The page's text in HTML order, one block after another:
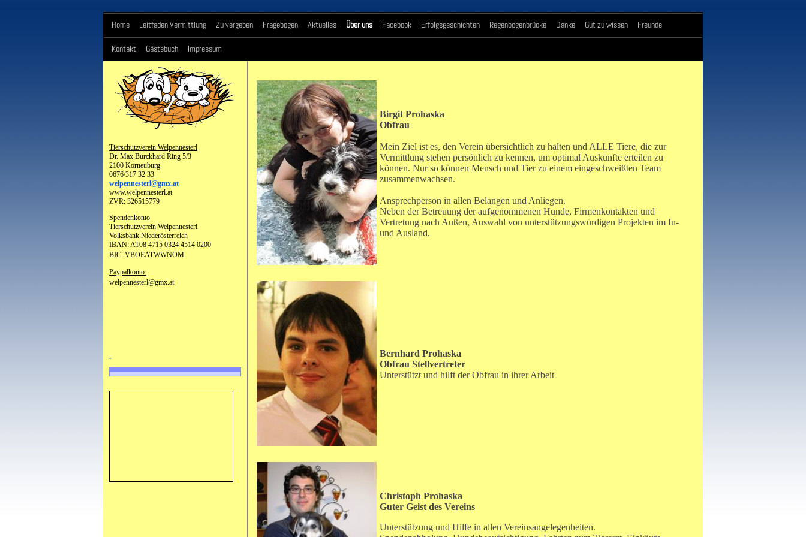
Home Leitfaden Vermittlung Zu vergeben Fragebogen Aktuelles Über uns Facebook Erfolgsgeschichten Regenbogenbrücke Danke Gut zu wissen Freunde
Kontakt Gästebuch Impressum
Tierschutzverein Welpennesterl
Dr. Max Burckhard Ring 5/3
2100 Korneuburg
0676/317 32 33
welpennesterl@gmx.at
www.welpennesterl.at
ZVR: 326515779
Spendenkonto
Tierschutzverein Welpennesterl
Volksbank Niederösterreich
IBAN: AT08 4715 0324 4514 0200
BIC: VBOEATWWNOM
Paypalkonto:
welpennesterl@gmx.at
.
Birgit Prohaska
Obfrau
Mein Ziel ist es, den Verein übersichtlich zu halten und ALLE Tiere, die zur
Vermittlung stehen persönlich zu kennen, um optimal Auskünfte erteilen zu
können. Nur so können Mensch und Tier zu einem eingeschweißten Team
zusammenwachsen.
Ansprechperson in allen Belangen und Anliegen.
Neben der Betreuung der aufgenommenen Hunde, Firmenkontakten und
Vertretung nach Außen, Auswahl von unterstützungswürdigen Projekten im In-
und Ausland.
Bernhard Prohaska
Obfrau Stellvertreter
Unterstützt und hilft der Obfrau in ihrer Arbeit
Christoph Prohaska
Guter Geist des Vereins
Unterstützung und Hilfe in allen Vereinsangelegenheiten.